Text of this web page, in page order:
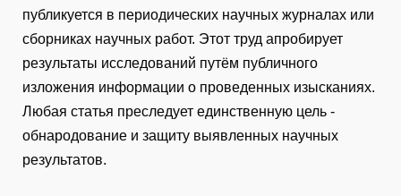
публикуется в периодических научных журналах или
сборниках научных работ. Этот труд апробирует
результаты исследований путём публичного
изложения информации о проведенных изысканиях.
Любая статья преследует единственную цель -
обнародование и защиту выявленных научных
результатов.